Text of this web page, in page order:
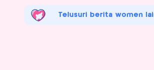
Telusuri berita women